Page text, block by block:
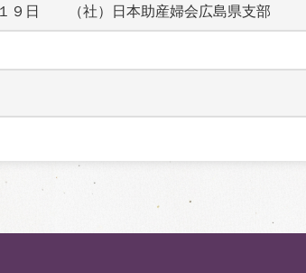
９日　　（社）日本助産婦会広島県支部